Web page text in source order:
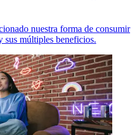
nuestra forma de consumir
sus múltiples beneficios.